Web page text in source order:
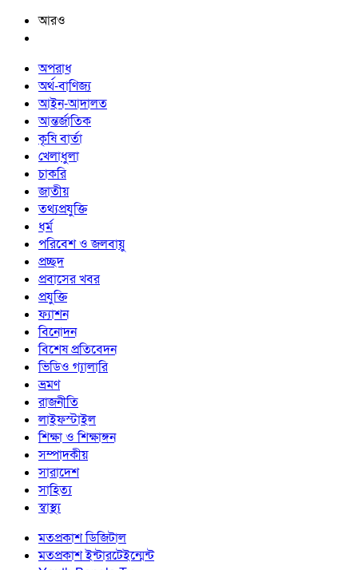
আরও
অপরাধ
অর্থ-বাণিজ্য
আইন-আদালত
আন্তর্জাতিক
কৃষি বার্তা
খেলাধুলা
চাকরি
জাতীয়
তথ্যপ্রযুক্তি
ধর্ম
পরিবেশ ও জলবায়ু
প্রচ্ছদ
প্রবাসের খবর
প্রযুক্তি
ফ্যাশন
বিনোদন
বিশেষ প্রতিবেদন
ভিডিও গ্যালারি
ভ্রমণ
রাজনীতি
লাইফস্টাইল
শিক্ষা ও শিক্ষাঙ্গন
সম্পাদকীয়
সারাদেশ
সাহিত্য
স্বাস্থ্য
মতপ্রকাশ ডিজিটাল
মতপ্রকাশ ইন্টারটেইন্মেন্ট